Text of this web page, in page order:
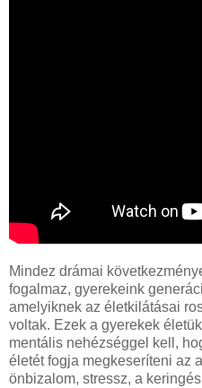
Mindez drámai
fogalmaz, gyerekeink
amelyiknek az életkilátásai
voltak. Ezek a gyerekek
mentális nehézséggel kell,
életét fogja megkeseríteni az
önbizalom, stressz, a